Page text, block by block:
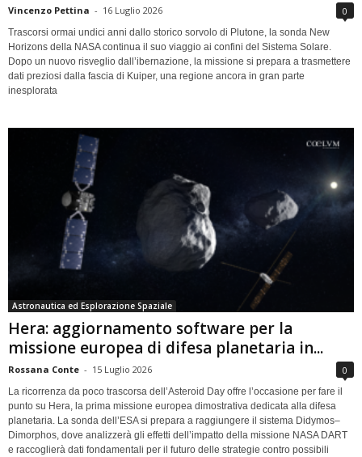
Vincenzo Pettina - 16 Luglio 2026 0
Trascorsi ormai undici anni dallo storico sorvolo di Plutone, la sonda New
Horizons della NASA continua il suo viaggio ai confini del Sistema Solare.
Dopo un nuovo risveglio dall’ibernazione, la missione si prepara a trasmettere
dati preziosi dalla fascia di Kuiper, una regione ancora in gran parte
inesplorata
Astronautica ed Esplorazione Spaziale
Hera: aggiornamento software per la
missione europea di difesa planetaria in...
Rossana Conte - 15 Luglio 2026 0
La ricorrenza da poco trascorsa dell’Asteroid Day offre l’occasione per fare il
punto su Hera, la prima missione europea dimostrativa dedicata alla difesa
planetaria. La sonda dell’ESA si prepara a raggiungere il sistema Didymos–
Dimorphos, dove analizzerà gli effetti dell’impatto della missione NASA DART
e raccoglierà dati fondamentali per il futuro delle strategie contro possibili